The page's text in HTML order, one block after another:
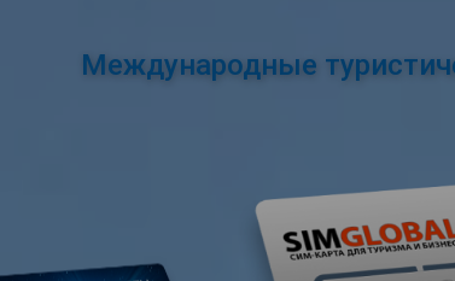
Международные